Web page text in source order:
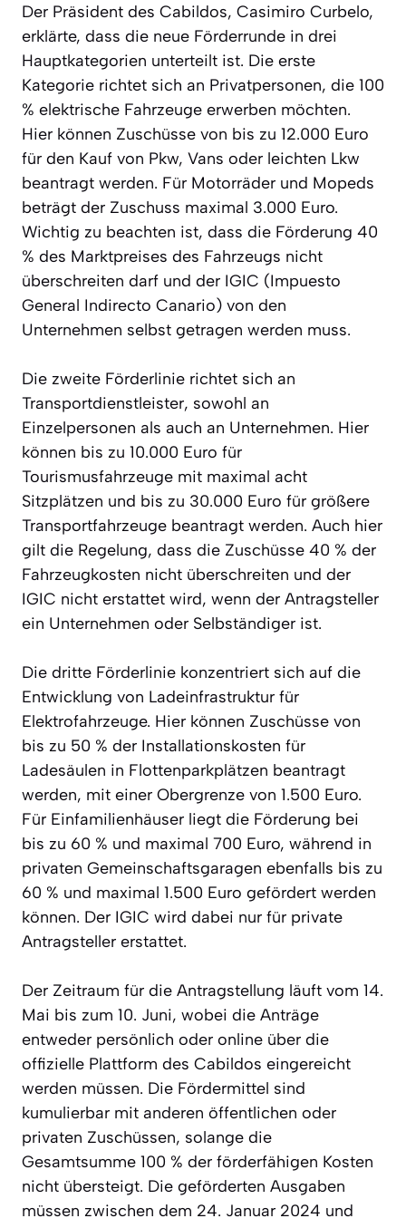
Der Präsident des Cabildos, Casimiro Curbelo,
erklärte, dass die neue Förderrunde in drei
Hauptkategorien unterteilt ist. Die erste
Kategorie richtet sich an Privatpersonen, die 100
% elektrische Fahrzeuge erwerben möchten.
Hier können Zuschüsse von bis zu 12.000 Euro
für den Kauf von Pkw, Vans oder leichten Lkw
beantragt werden. Für Motorräder und Mopeds
beträgt der Zuschuss maximal 3.000 Euro.
Wichtig zu beachten ist, dass die Förderung 40
% des Marktpreises des Fahrzeugs nicht
überschreiten darf und der IGIC (Impuesto
General Indirecto Canario) von den
Unternehmen selbst getragen werden muss.
Die zweite Förderlinie richtet sich an
Transportdienstleister, sowohl an
Einzelpersonen als auch an Unternehmen. Hier
können bis zu 10.000 Euro für
Tourismusfahrzeuge mit maximal acht
Sitzplätzen und bis zu 30.000 Euro für größere
Transportfahrzeuge beantragt werden. Auch hier
gilt die Regelung, dass die Zuschüsse 40 % der
Fahrzeugkosten nicht überschreiten und der
IGIC nicht erstattet wird, wenn der Antragsteller
ein Unternehmen oder Selbständiger ist.
Die dritte Förderlinie konzentriert sich auf die
Entwicklung von Ladeinfrastruktur für
Elektrofahrzeuge. Hier können Zuschüsse von
bis zu 50 % der Installationskosten für
Ladesäulen in Flottenparkplätzen beantragt
werden, mit einer Obergrenze von 1.500 Euro.
Für Einfamilienhäuser liegt die Förderung bei
bis zu 60 % und maximal 700 Euro, während in
privaten Gemeinschaftsgaragen ebenfalls bis zu
60 % und maximal 1.500 Euro gefördert werden
können. Der IGIC wird dabei nur für private
Antragsteller erstattet.
Der Zeitraum für die Antragstellung läuft vom 14.
Mai bis zum 10. Juni, wobei die Anträge
entweder persönlich oder online über die
offizielle Plattform des Cabildos eingereicht
werden müssen. Die Fördermittel sind
kumulierbar mit anderen öffentlichen oder
privaten Zuschüssen, solange die
Gesamtsumme 100 % der förderfähigen Kosten
nicht übersteigt. Die geförderten Ausgaben
müssen zwischen dem 24. Januar 2024 und